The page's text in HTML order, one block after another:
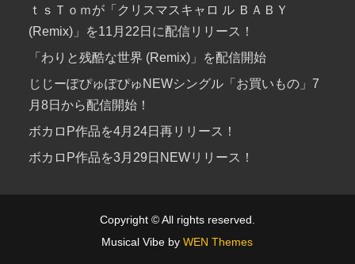
ｔｓＴｏｍが「クリスマスキャロ ル ＢＡＢＹ
(Remix)」を11月22日に配信リリース！
「わりと残酷な世界 (Remix)」を配信開始
じじーぽぴゅぽぴゅNEWシングル「お買いもの」7
月8日から配信開始！
ボカロP作品を4月24日再リリース！
ボカロP作品を3月29日NEWリリース！
Copyright © All rights reserved.
Musical Vibe byWEN Themes